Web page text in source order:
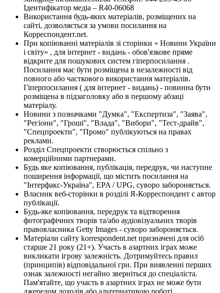
Ідентифікатор медіа – R40-06068
Використання будь-яких матеріалів, розміщених на
сайті, дозволяється за умови посилання на
Корреспондент.net.
При копіюванні матеріалів зі сторінки « Новини України
і світу» , для інтернет - видань - обов'язкове пряме
відкрите для пошукових систем гіперпосилання .
Посилання має бути розміщена в незалежності від
повного або часткового використання матеріалів.
Гіперпосилання ( для інтернет - видань) - повинна бути
розміщена в підзаголовку або в першому абзаці
матеріалу.
Новини з позначками "Думка", "Експертиза", "Заява",
"Регіони", "Гроші", "Влада", "Вибори", "Тест-драйв",
"Спецпроекти", "Промо" публікуються на правах
реклами.
Розділ Спецпроекти створюється спільно з
комерційними партнерами.
Будь яке копіювання, публікація, передрук, чи наступне
поширення інформації, що містить посилання на
"Інтерфакс-Україна", EPA / UPG, суворо забороняється.
Власник веб-сторінки в розділі Я-Корреспондент є автор
публікації.
Будь-яке копіювання, передрук та відтворення
фотографічних творів та/або аудіовізуальних творів
правовласника Getty Images - суворо забороняється.
Матеріали сайту korrespondent.net призначені для осіб
старше 21 року (21+). Участь в азартних іграх може
викликати ігрову залежність. Дотримуйтесь правил
(принципів) відповідальної гри. При виявленні перших
ознак залежності негайно зверніться до спеціаліста.
Пам'ятайте, що участь в азартних іграх не може бути
джерелом доходів або альтернативою роботі.